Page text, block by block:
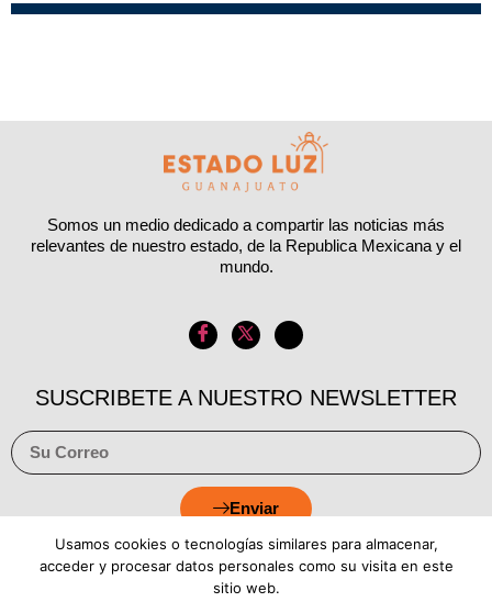
Somos un medio dedicado a compartir las noticias más
relevantes de nuestro estado, de la Republica Mexicana y el
mundo.
SUSCRIBETE A NUESTRO NEWSLETTER
Enviar
Usamos cookies o tecnologías similares para almacenar,
acceder y procesar datos personales como su visita en este
sitio web.